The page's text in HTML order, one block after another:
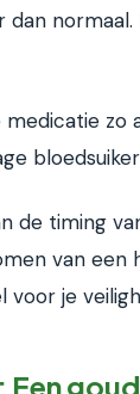
dan
medicatie
de timing
van
voor je